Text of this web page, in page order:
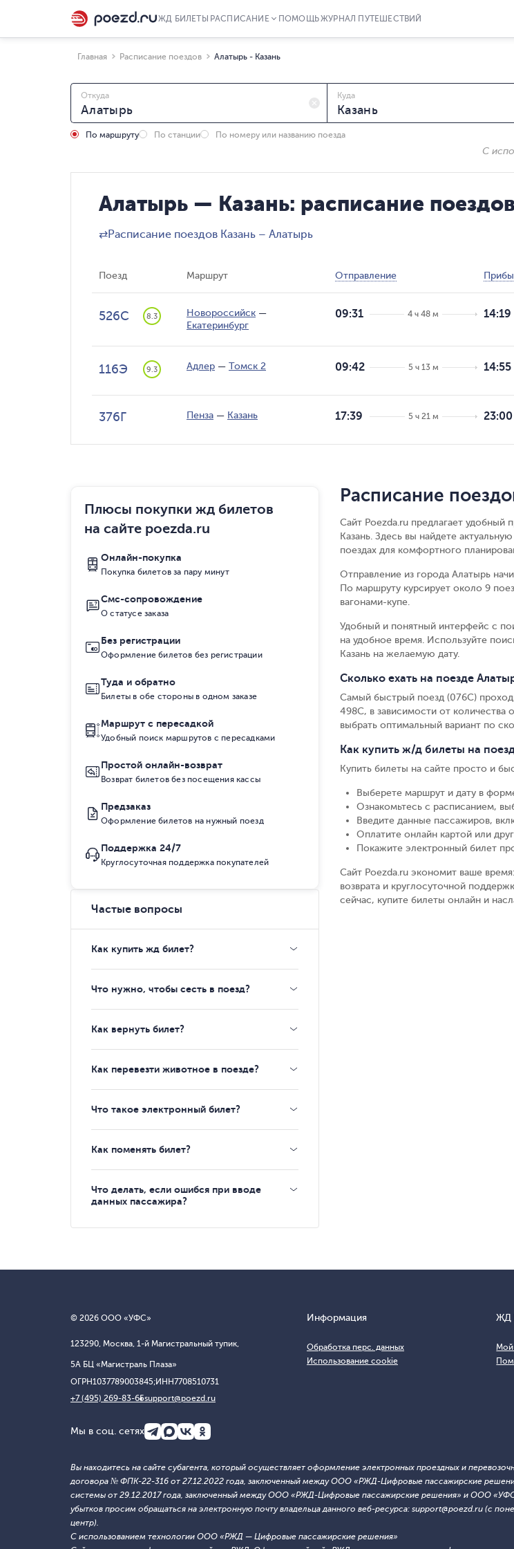
ЖД БИЛЕТЫ РАСПИСАНИЕ ПОМОЩЬЖУРНАЛ ПУТЕШЕСТВИЙ
Главная Расписание поездов Алатырь - Казань
Откуда Куда
По маршруту По станции По номеру или названию поезда
С
Алатырь — Казань: расписание поездов
⇄Расписание поездов Казань – Алатырь
Поезд Маршрут Отправление
526С 8.3 Новороссийск —
Екатеринбург
09:31 4 ч 48 м 14:19
116Э 9.3 Адлер — Томск 2 09:42 5 ч 13 м 14:55
376Г Пенза — Казань 17:39 5 ч 21 м 23:00
Расписание
Сайт Poezda.ru предлагает удобный
Казань. Здесь вы найдете
поездах для комфортного
Отправление из города Алатырь
По маршруту курсирует около 9
вагонами-купе.
Удобный и понятный интерфейс с
на удобное время. Используйте
Казань на желаемую дату.
Сколько ехать на поезде
Самый быстрый поезд (076С)
498С, в зависимости от количества
выбрать оптимальный вариант по
Как купить ж/д билеты на
Купить билеты на сайте просто и
Выберете маршрут и дату в
Ознакомьтесь с расписанием,
Введите данные пассажиров,
Оплатите онлайн картой или
Покажите электронный билет
Сайт Poezda.ru экономит ваше
возврата и круглосуточной
сейчас, купите билеты онлайн и
Плюсы покупки жд билетов
на сайте poezda.ru
Онлайн-покупка
Покупка билетов за пару минут
Смс-сопровождение
О статусе заказа
Без регистрации
Оформление билетов без регистрации
Туда и обратно
Билеты в обе стороны в одном заказе
Маршрут с пересадкой
Удобный поиск маршрутов с пересадками
Простой онлайн-возврат
Возврат билетов без посещения кассы
Предзаказ
Оформление билетов на нужный поезд
Поддержка 24/7
Круглосуточная поддержка покупателей
Частые вопросы
Как купить жд билет?
Что нужно, чтобы сесть в поезд?
Как вернуть билет?
Как перевезти животное в поезде?
Что такое электронный билет?
Как поменять билет?
Что делать, если ошибся при вводе
данных пассажира?
© 2026 ООО «УФС»
123290, Москва, 1-й Магистральный тупик,
5А БЦ «Магистраль Плаза»
ОГРН1037789003845;ИНН7708510731
+7 (495) 269-83-65support@poezd.ru
Информация
Обработка перс. данных
Использование cookie
ЖД
Мой
Мы в соц. сетях
Вы находитесь на сайте субагента, который осуществляет оформление электронных проездных и
договора № ФПК-22-316 от 27.12.2022 года, заключенный между ООО «РЖД-Цифровые пассажирские
системы от 29.12.2017 года, заключенный между ООО «РЖД-Цифровые пассажирские решения» и ООО
убытков просим обращаться на электронную почту владельца данного веб-ресурса: support@poezd.ru (с
центр).
С использованием технологии ООО «РЖД — Цифровые пассажирские решения»